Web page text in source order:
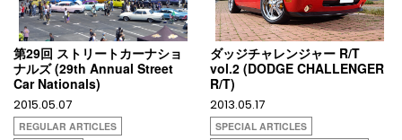
第29回 ストリートカーナショ
ナルズ (29th Annual Street
Car Nationals)
2015.05.07
REGULAR ARTICLES
ダッジチャレンジャー R/T
vol.2 (DODGE CHALLENGER
R/T)
2013.05.17
SPECIAL ARTICLES